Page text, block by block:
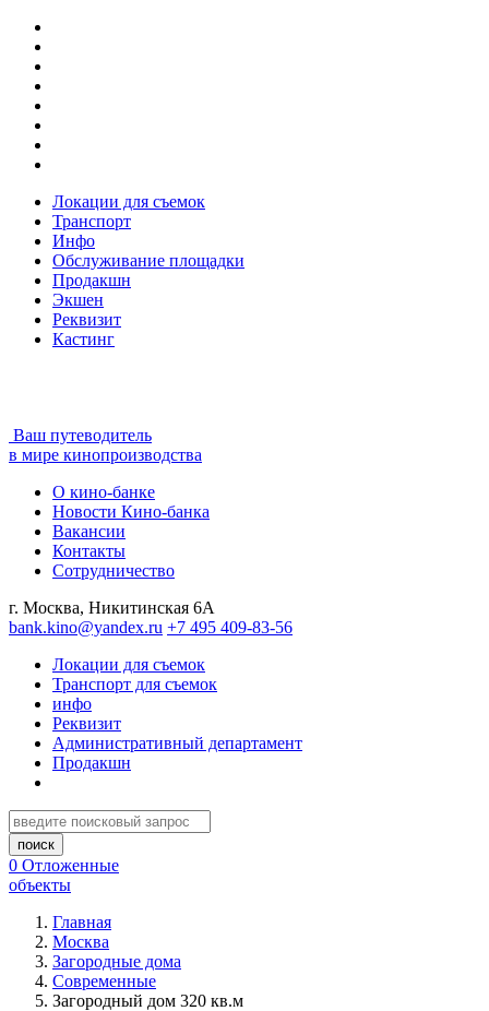
Локации для съемок
Транспорт
Инфо
Обслуживание площадки
Продакшн
Экшен
Реквизит
Кастинг
Ваш путеводитель
в мире кинопроизводства
О кино-банке
Новости Кино-банка
Вакансии
Контакты
Сотрудничество
г. Москва, Никитинская 6А
bank.kino@yandex.ru +7 495 409-83-56
Локации для съемок
Транспорт для съемок
инфо
Реквизит
Административный департамент
Продакшн
0 Отложенные
объекты
Главная
Москва
Загородные дома
Современные
Загородный дом 320 кв.м